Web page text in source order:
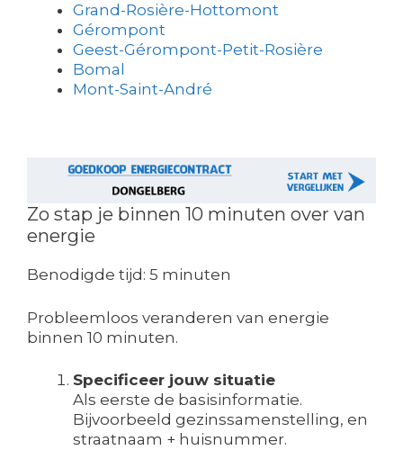
Grand-Rosière-Hottomont
Gérompont
Geest-Gérompont-Petit-Rosière
Bomal
Mont-Saint-André
Zo stap je binnen 10 minuten over van
energie
Benodigde tijd: 5 minuten
Probleemloos veranderen van energie
binnen 10 minuten.
Specificeer jouw situatie
Als eerste de basisinformatie.
Bijvoorbeeld gezinssamenstelling, en
straatnaam + huisnummer.